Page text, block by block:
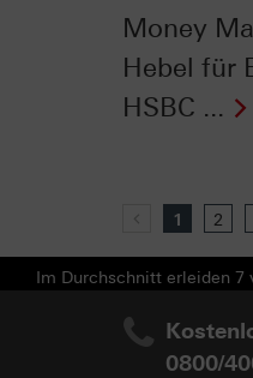
Money
Hebel für
HSBC ...
Previous
1 2
Im Durchschnitt erleiden 7
0800/